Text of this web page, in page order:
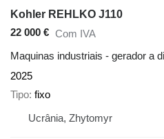
Kohler REHLKO J110
22 000 € Com IVA
Maquinas industriais - gerador a
2025
Tipo fixo
Ucrânia, Zhytomyr